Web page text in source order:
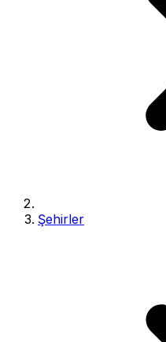
Şehirler